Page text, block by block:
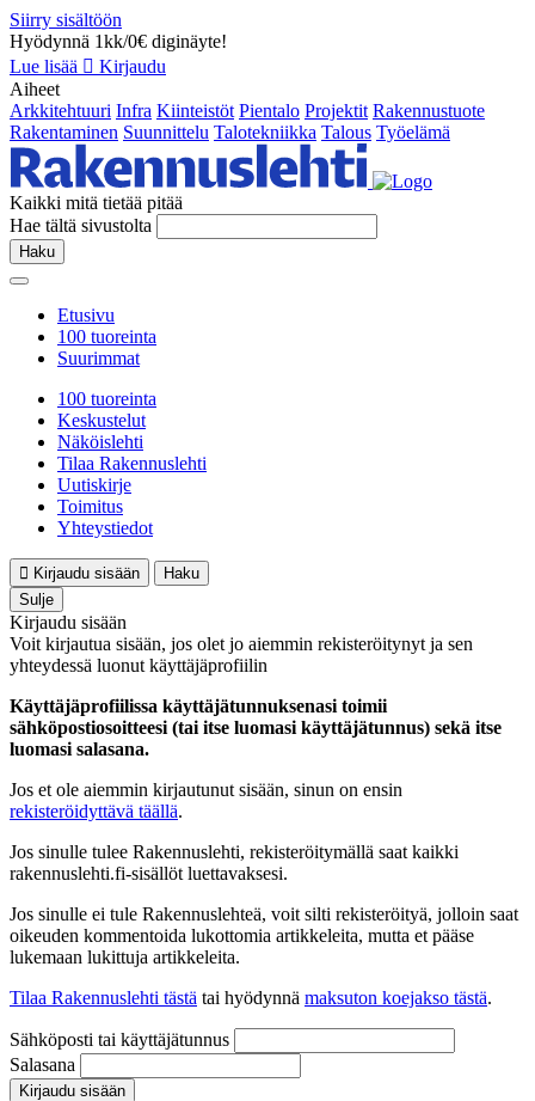
Siirry sisältöön
Hyödynnä 1kk/0€ diginäyte!
Lue lisää
Kirjaudu
Aiheet
Arkkitehtuuri Infra Kiinteistöt Pientalo Projektit Rakennustuote
Rakentaminen Suunnittelu Talotekniikka Talous Työelämä
Kaikki mitä tietää pitää
Hae tältä sivustolta
Haku
Etusivu
100 tuoreinta
Suurimmat
100 tuoreinta
Keskustelut
Näköislehti
Tilaa Rakennuslehti
Uutiskirje
Toimitus
Yhteystiedot
Kirjaudu sisään
Haku
Sulje
Kirjaudu sisään
Voit kirjautua sisään, jos olet jo aiemmin rekisteröitynyt ja sen
yhteydessä luonut käyttäjäprofiilin
Käyttäjäprofiilissa käyttäjätunnuksenasi toimii
sähköpostiosoitteesi (tai itse luomasi käyttäjätunnus) sekä itse
luomasi salasana.
Jos et ole aiemmin kirjautunut sisään, sinun on ensin
rekisteröidyttävä täällä.
Jos sinulle tulee Rakennuslehti, rekisteröitymällä saat kaikki
rakennuslehti.fi-sisällöt luettavaksesi.
Jos sinulle ei tule Rakennuslehteä, voit silti rekisteröityä, jolloin saat
oikeuden kommentoida lukottomia artikkeleita, mutta et pääse
lukemaan lukittuja artikkeleita.
Tilaa Rakennuslehti tästä tai hyödynnä maksuton koejakso tästä.
Sähköposti tai käyttäjätunnus
Salasana
Kirjaudu sisään